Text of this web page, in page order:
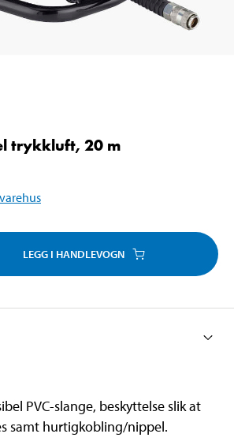
trykkluft, 20 m
varehus
LEGG I HANDLEVOGN
PVC-slange, beskyttelse slik at
samt hurtigkobling/nippel.